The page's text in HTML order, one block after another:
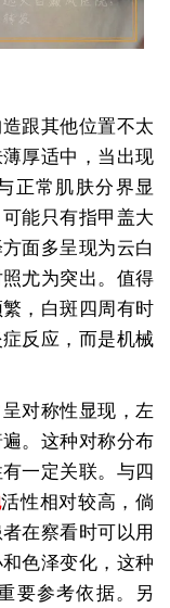
跟其他位置不太
厚适中，当出现
正常肌肤分界显
能只有指甲盖大
面多呈现为云白
尤为突出。值得
，白斑四周有时
反应，而是机械
对称性显现，左
。这种对称分布
一定关联。与四
活性相对较高，倘
在察看时可以用
色泽变化，这种
要参考依据。另